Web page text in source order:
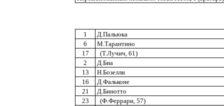
1
Д.Пальюка
6
М.Тарантино
17
(Т.Лучич, 61)
2
Д.Биа
13
Н.Бозелли
16
Д.Фальконе
21
Д.Бинотто
23
(Ф.Феррари, 57)